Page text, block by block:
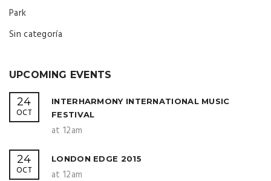
Park
Sin categoría
UPCOMING EVENTS
24
OCT
INTERHARMONY INTERNATIONAL MUSIC
FESTIVAL
at 12am
24
OCT
LONDON EDGE 2015
at 12am